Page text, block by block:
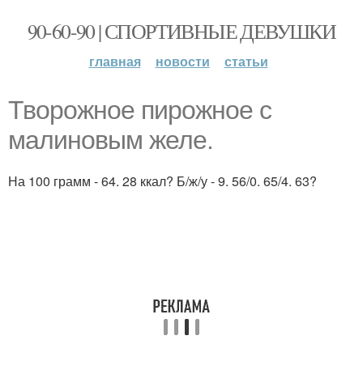
90-60-90 | СПОРТИВНЫЕ ДЕВУШКИ
главная новости статьи
Творожное пирожное с
малиновым желе.
На 100 грамм - 64. 28 ккал? Б/ж/у - 9. 56/0. 65/4. 63?